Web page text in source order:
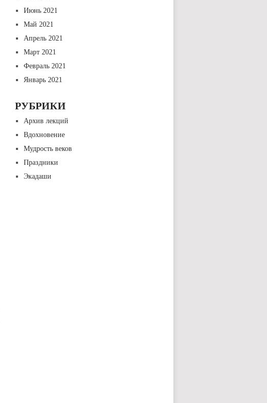
Июнь 2021
Май 2021
Апрель 2021
Март 2021
Февраль 2021
Январь 2021
РУБРИКИ
Архив лекций
Вдохновение
Мудрость веков
Праздники
Экадаши